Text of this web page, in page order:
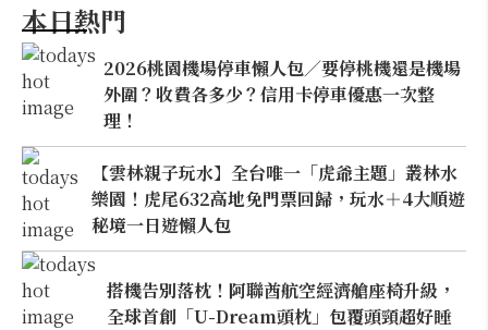
本日熱門
2026桃園機場停車懶人包／要停桃機還是機場
外圍？收費各多少？信用卡停車優惠一次整
理！
【雲林親子玩水】全台唯一「虎爺主題」叢林水
樂園！虎尾632高地免門票回歸，玩水＋4大順遊
秘境一日遊懶人包
搭機告別落枕！阿聯酋航空經濟艙座椅升級，
全球首創「U-Dream頭枕」包覆頭頸超好睡